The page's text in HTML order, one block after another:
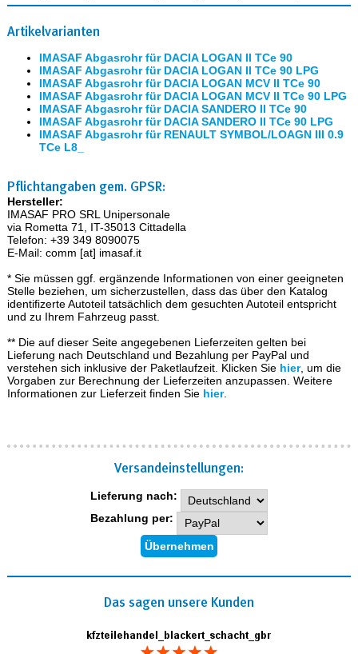
Artikelvarianten
IMASAF Abgasrohr für DACIA LOGAN II TCe 90
IMASAF Abgasrohr für DACIA LOGAN II TCe 90 LPG
IMASAF Abgasrohr für DACIA LOGAN MCV II TCe 90
IMASAF Abgasrohr für DACIA LOGAN MCV II TCe 90 LPG
IMASAF Abgasrohr für DACIA SANDERO II TCe 90
IMASAF Abgasrohr für DACIA SANDERO II TCe 90 LPG
IMASAF Abgasrohr für RENAULT SYMBOL/LOAGN III 0.9
TCe L8_
Pflichtangaben gem. GPSR:
Hersteller:
IMASAF PRO SRL Unipersonale
via Rometta 71, IT-35013 Cittadella
Telefon: +39 349 8090075
E-Mail: comm [at] imasaf.it
* Sie müssen ggf. ergänzende Informationen von einer geeigneten
Stelle beziehen, um sicherzustellen, dass das über den Katalog
identifizerte Autoteil tatsächlich dem gesuchten Autoteil entspricht
und zu Ihrem Fahrzeug passt.
** Die auf dieser Seite angegebenen Lieferzeiten gelten bei
Lieferung nach Deutschland und Bezahlung per PayPal und
verstehen sich inklusive der Paketlaufzeit. Klicken Sie hier, um die
Vorgaben zur Berechnung der Lieferzeiten anzupassen. Weitere
Informationen zur Lieferzeit finden Sie hier.
Versand­einstellungen:
Lieferung nach:
Bezahlung per:
Das sagen unsere Kunden